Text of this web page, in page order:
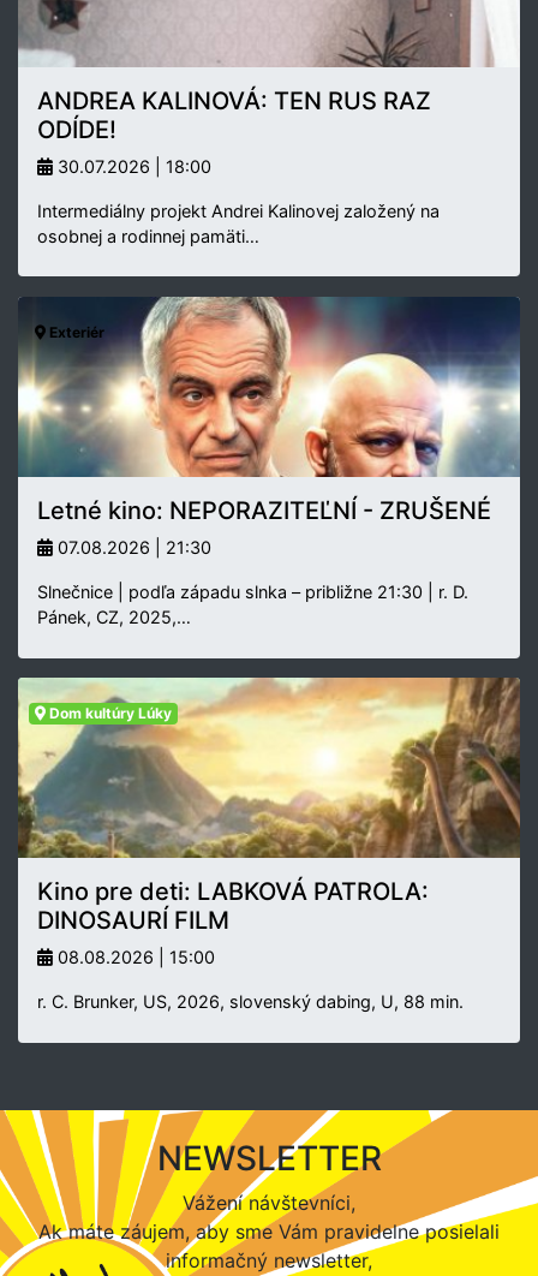
ANDREA KALINOVÁ: TEN RUS RAZ
ODÍDE!
30.07.2026 | 18:00
Intermediálny projekt Andrei Kalinovej založený na
osobnej a rodinnej pamäti…
Exteriér
Letné kino: NEPORAZITEĽNÍ - ZRUŠENÉ
07.08.2026 | 21:30
Slnečnice | podľa západu slnka – približne 21:30 | r. D.
Pánek, CZ, 2025,…
Dom kultúry Lúky
Kino pre deti: LABKOVÁ PATROLA:
DINOSAURÍ FILM
08.08.2026 | 15:00
r. C. Brunker, US, 2026, slovenský dabing, U, 88 min.
NEWSLETTER
Vážení návštevníci,
Ak máte záujem, aby sme Vám pravidelne posielali
informačný newsletter,